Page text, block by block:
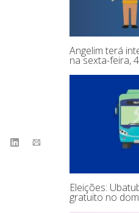
Angelim terá
na sexta-feira, 4
Eleições:
gratuito no